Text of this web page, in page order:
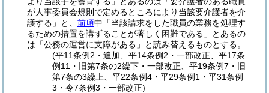
が人事委員会規則で定めるところにより当該要介護者を介
護する」と、 前項中「当該請求をした職員の業務を処理す
るための措置を講ずることが著しく困難である」とあるの
は「公務の運営に支障がある」と読み替えるものとする。
(平11条例2・追加、平14条例2・一部改正、平17条
例11・旧第7条の2繰下・一部改正、平19条例7・旧
第7条の3繰上、平22条例4・平29条例1・平31条例
3・令7条例3・一部改正)